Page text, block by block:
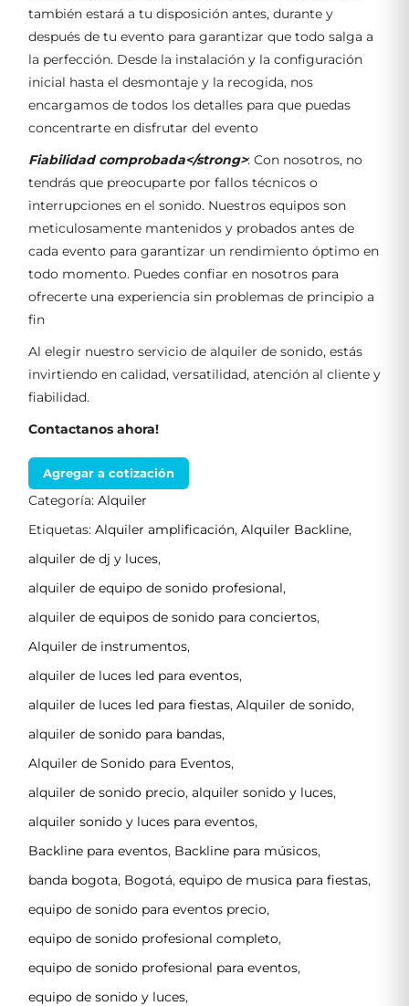
también estará a tu disposición antes, durante y
después de tu evento para garantizar que todo salga a
la perfección. Desde la instalación y la configuración
inicial hasta el desmontaje y la recogida, nos
encargamos de todos los detalles para que puedas
concentrarte en disfrutar del evento
Fiabilidad comprobada</strong>: Con nosotros, no
tendrás que preocuparte por fallos técnicos o
interrupciones en el sonido. Nuestros equipos son
meticulosamente mantenidos y probados antes de
cada evento para garantizar un rendimiento óptimo en
todo momento. Puedes confiar en nosotros para
ofrecerte una experiencia sin problemas de principio a
fin
Al elegir nuestro servicio de alquiler de sonido, estás
invirtiendo en calidad, versatilidad, atención al cliente y
fiabilidad.
Contactanos ahora!
Agregar a cotización
Categoría: Alquiler
Etiquetas: Alquiler amplificación, Alquiler Backline,
alquiler de dj y luces,
alquiler de equipo de sonido profesional,
alquiler de equipos de sonido para conciertos,
Alquiler de instrumentos,
alquiler de luces led para eventos,
alquiler de luces led para fiestas, Alquiler de sonido,
alquiler de sonido para bandas,
Alquiler de Sonido para Eventos,
alquiler de sonido precio, alquiler sonido y luces,
alquiler sonido y luces para eventos,
Backline para eventos, Backline para músicos,
banda bogota, Bogotá, equipo de musica para fiestas,
equipo de sonido para eventos precio,
equipo de sonido profesional completo,
equipo de sonido profesional para eventos,
equipo de sonido y luces,